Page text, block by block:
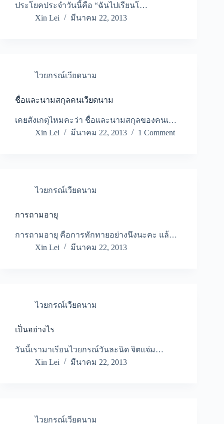
ประโยคประจำวันนี้คือ “ฉันไปเรียนโ…
Xin Lei
มีนาคม 22, 2013
ไวยกรณ์เวียดนาม
ชื่อและนามสกุลคนเวียดนาม
เคยสังเกตุไหมคะว่า ชื่อและนามสกุลของคนเ…
Xin Lei
มีนาคม 22, 2013 1 Comment
ไวยกรณ์เวียดนาม
การถามอายุ
การถามอายุ คือการทักทายอย่างนึงนะคะ แล้…
Xin Lei
มีนาคม 22, 2013
ไวยกรณ์เวียดนาม
เป็นอย่างไร
วันนี้เรามาเรียนไวยกรณ์วันละนิด จิตแจ่ม…
Xin Lei
มีนาคม 22, 2013
ไวยกรณ์เวียดนาม